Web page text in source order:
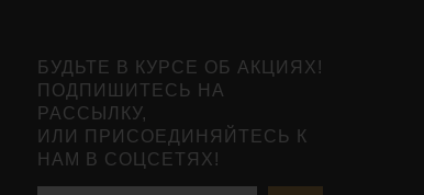
БУДЬТЕ В КУРСЕ ОБ АКЦИЯХ!
ПОДПИШИТЕСЬ НА
РАССЫЛКУ,
ИЛИ ПРИСОЕДИНЯЙТЕСЬ К
НАМ В СОЦСЕТЯХ!